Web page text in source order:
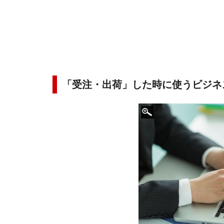
「受注・出荷」した時に使うビジ